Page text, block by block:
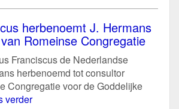
herbenoemt J. Hermans
Romeinse Congregatie
Franciscus de Nederlandse
herbenoemd tot consultor
Congregatie voor de Goddelijke
verder